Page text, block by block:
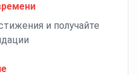
и получайте